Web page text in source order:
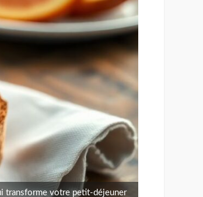
transforme votre petit-déjeuner